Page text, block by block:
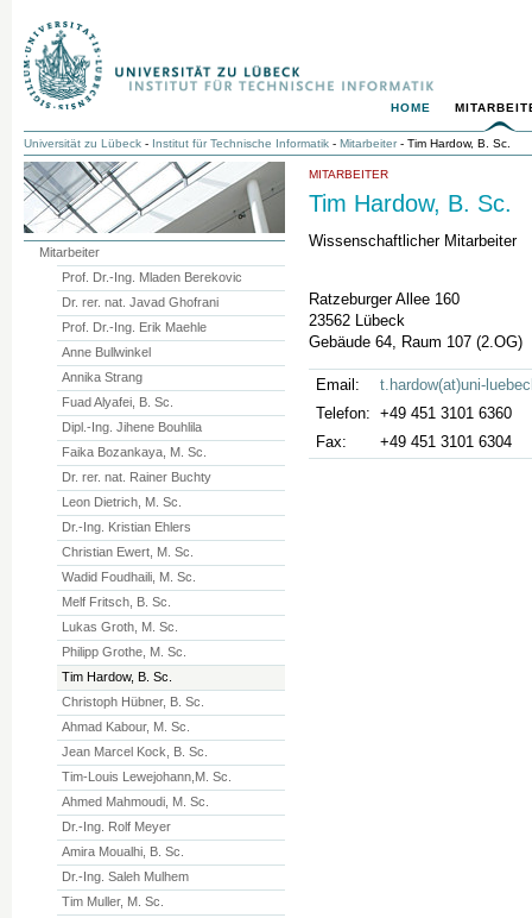
HOME
Universität zu Lübeck - Institut für Technische Informatik - Mitarbeiter- Tim Hardow, B. Sc.
MITARBEITER
Tim Hardow, B. Sc.
Wissenschaftlicher Mitarbeiter
Ratzeburger Allee 160
23562 Lübeck
Gebäude 64, Raum 107 (2.OG)
Email:
t.hardow(at)uni-
Telefon: +49 451 3101 6360
Fax:
+49 451 3101 6304
Mitarbeiter
Prof. Dr.-Ing. Mladen Berekovic
Dr. rer. nat. Javad Ghofrani
Prof. Dr.-Ing. Erik Maehle
Anne Bullwinkel
Annika Strang
Fuad Alyafei, B. Sc.
Dipl.-Ing. Jihene Bouhlila
Faika Bozankaya, M. Sc.
Dr. rer. nat. Rainer Buchty
Leon Dietrich, M. Sc.
Dr.-Ing. Kristian Ehlers
Christian Ewert, M. Sc.
Wadid Foudhaili, M. Sc.
Melf Fritsch, B. Sc.
Lukas Groth, M. Sc.
Philipp Grothe, M. Sc.
Tim Hardow, B. Sc.
Christoph Hübner, B. Sc.
Ahmad Kabour, M. Sc.
Jean Marcel Kock, B. Sc.
Tim-Louis Lewejohann,M. Sc.
Ahmed Mahmoudi, M. Sc.
Dr.-Ing. Rolf Meyer
Amira Moualhi, B. Sc.
Dr.-Ing. Saleh Mulhem
Tim Muller, M. Sc.